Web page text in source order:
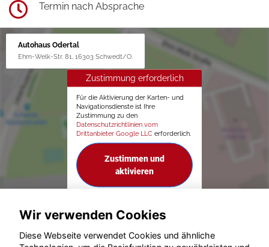
Termin nach Absprache
Autohaus Odertal
Ehm-Welk-Str. 81, 16303 Schwedt/O.
Zustimmung erforderlich
Für die Aktivierung der Karten- und
Navigationsdienste ist Ihre
Zustimmung zu den
Datenschutzrichtlinien vom
Drittanbieter Google LLC erforderlich.
Zustimmen und
aktivieren
Wir verwenden Cookies
Diese Webseite verwendet Cookies und ähnliche